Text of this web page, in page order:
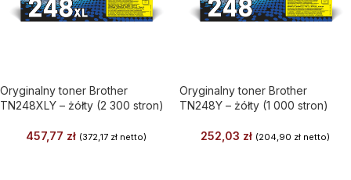
Oryginalny toner Brother
TN248XLY – żółty (2 300 stron)
457,77 zł (372,17 złnetto)
Oryginalny toner Brother
TN248Y – żółty (1 000 stron)
252,03 zł (204,90 zł netto)